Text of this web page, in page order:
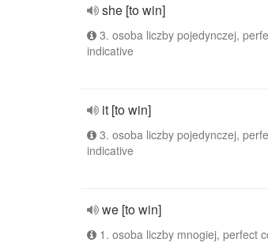
she [to win]
3. osoba liczby pojedynczej,
indicative
it [to win]
3. osoba liczby pojedynczej,
indicative
we [to win]
1. osoba liczby mnogiej, perfect